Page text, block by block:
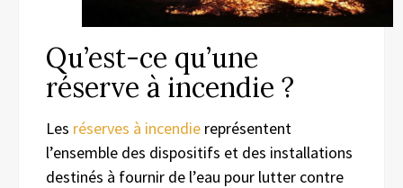
Qu’est-ce qu’une
réserve à incendie ?
Les réserves à incendie représentent
l’ensemble des dispositifs et des installations
destinés à fournir de l’eau pour lutter contre